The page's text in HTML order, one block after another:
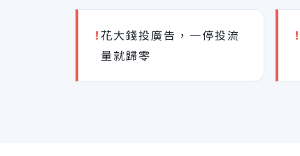
!花大錢投廣告，一停投流
量就歸零
!